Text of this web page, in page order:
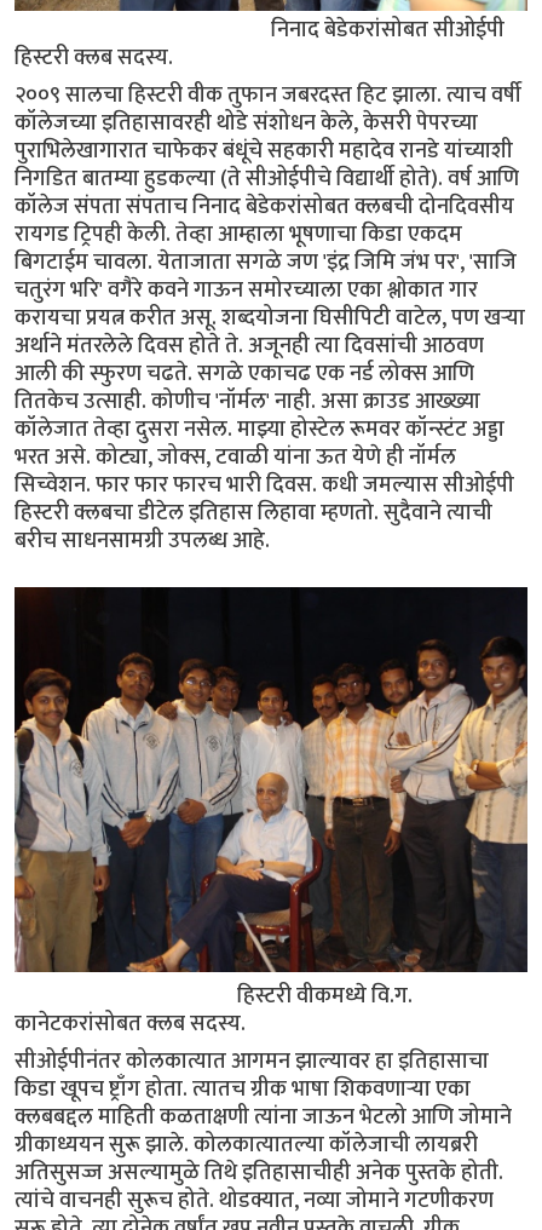
निनाद बेडेकरांसोबत सीओईपी
हिस्टरी क्लब सदस्य.
२००९ सालचा हिस्टरी वीक तुफान जबरदस्त हिट झाला. त्याच वर्षी
कॉलेजच्या इतिहासावरही थोडे संशोधन केले, केसरी पेपरच्या
पुराभिलेखागारात चाफेकर बंधूंचे सहकारी महादेव रानडे यांच्याशी
निगडित बातम्या हुडकल्या (ते सीओईपीचे विद्यार्थी होते). वर्ष आणि
कॉलेज संपता संपताच निनाद बेडेकरांसोबत क्लबची दोनदिवसीय
रायगड ट्रिपही केली. तेव्हा आम्हाला भूषणाचा किडा एकदम
बिगटाईम चावला. येताजाता सगळे जण 'इंद्र जिमि जंभ पर', 'साजि
चतुरंग भरि' वगैरे कवने गाऊन समोरच्याला एका श्लोकात गार
करायचा प्रयत्न करीत असू. शब्दयोजना घिसीपिटी वाटेल, पण खर्‍या
अर्थाने मंतरलेले दिवस होते ते. अजूनही त्या दिवसांची आठवण
आली की स्फुरण चढते. सगळे एकाचढ एक नर्ड लोक्स आणि
तितकेच उत्साही. कोणीच 'नॉर्मल' नाही. असा क्राउड आख्ख्या
कॉलेजात तेव्हा दुसरा नसेल. माझ्या होस्टेल रूमवर कॉन्स्टंट अड्डा
भरत असे. कोट्या, जोक्स, टवाळी यांना ऊत येणे ही नॉर्मल
सिच्वेशन. फार फार फारच भारी दिवस. कधी जमल्यास सीओईपी
हिस्टरी क्लबचा डीटेल इतिहास लिहावा म्हणतो. सुदैवाने त्याची
बरीच साधनसामग्री उपलब्ध आहे.
हिस्टरी वीकमध्ये वि.ग.
कानेटकरांसोबत क्लब सदस्य.
सीओईपीनंतर कोलकात्यात आगमन झाल्यावर हा इतिहासाचा
किडा खूपच ष्ट्राँग होता. त्यातच ग्रीक भाषा शिकवणार्‍या एका
क्लबबद्दल माहिती कळताक्षणी त्यांना जाऊन भेटलो आणि जोमाने
ग्रीकाध्ययन सुरू झाले. कोलकात्यातल्या कॉलेजाची लायब्ररी
अतिसुसज्ज असल्यामुळे तिथे इतिहासाचीही अनेक पुस्तके होती.
त्यांचे वाचनही सुरूच होते. थोडक्यात, नव्या जोमाने गटणीकरण